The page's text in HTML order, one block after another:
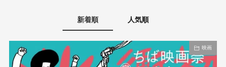
新着順 人気順
映画